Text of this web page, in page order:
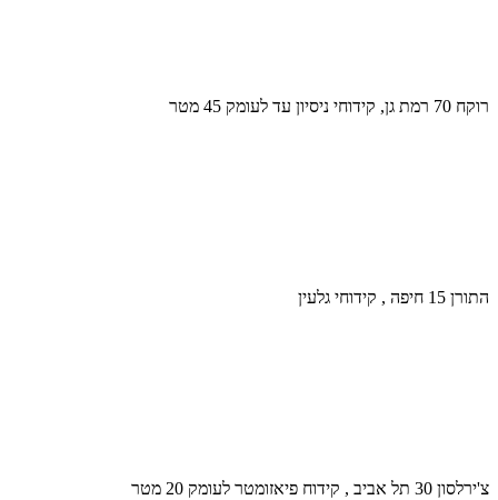
רוקח 70 רמת גן, קידוחי ניסיון עד לעומק 45 מטר
התורן 15 חיפה , קידוחי גלעין
צ'ירלסון 30 תל אביב , קידוח פיאזומטר לעומק 20 מטר